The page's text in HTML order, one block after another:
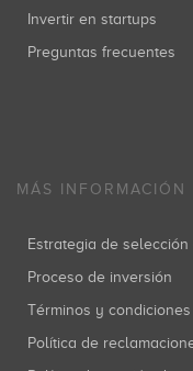
Invertir en startups
Preguntas frecuentes
MÁS INFORMACIÓN
Estrategia de
Proceso de inversión
Términos y
Política de